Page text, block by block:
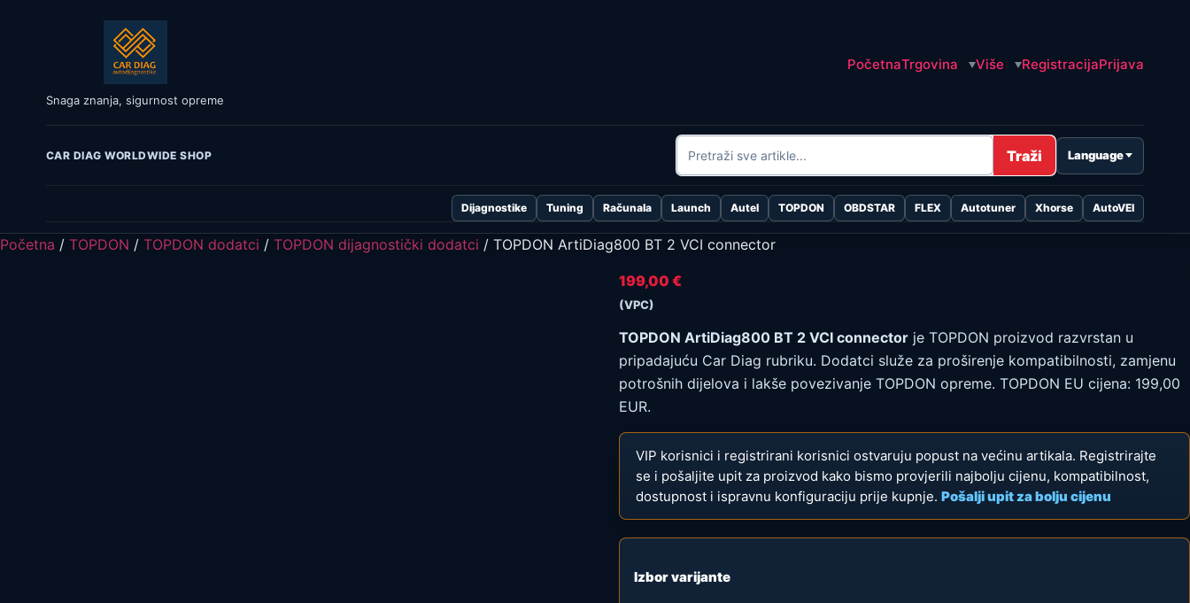
Snaga znanja, sigurnost opreme
PočetnaTrgovina Više RegistracijaPrijava
CAR DIAG WORLDWIDE SHOP Traži Language
Dijagnostike Tuning Računala Launch Autel TOPDON OBDSTAR FLEX Autotuner Xhorse AutoVEI
Početna / TOPDON / TOPDON dodatci / TOPDON dijagnostički dodatci / TOPDON ArtiDiag800 BT 2 VCI connector
199,00 €
(VPC)
TOPDON ArtiDiag800 BT 2 VCI connectorje TOPDON proizvod razvrstan u
pripadajuću Car Diag rubriku. Dodatci služe za proširenje kompatibilnosti, zamjenu
potrošnih dijelova i lakše povezivanje TOPDON opreme. TOPDON EU cijena: 199,00
EUR.
VIP korisnici i registrirani korisnici ostvaruju popust na većinu artikala. Registrirajte
se i pošaljite upit za proizvod kako bismo provjerili najbolju cijenu, kompatibilnost,
dostupnost i ispravnu konfiguraciju prije kupnje. Pošalji upit za bolju cijenu
Izbor varijante